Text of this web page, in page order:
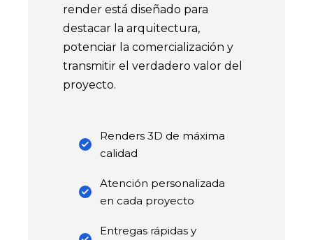
render está diseñado para
destacar la arquitectura,
potenciar la comercialización y
transmitir el verdadero valor del
proyecto.
Renders 3D de máxima
calidad
Atención personalizada
en cada proyecto
Entregas rápidas y